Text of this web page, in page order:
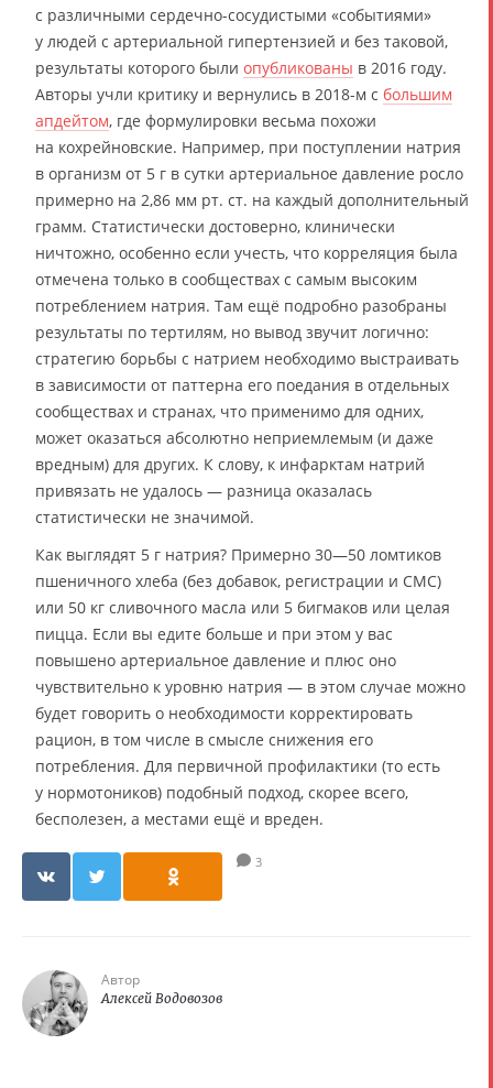
с различными сердечно-сосудистыми «событиями»
у людей с артериальной гипертензией и без таковой,
результаты которого были опубликованы в 2016 году.
Авторы учли критику и вернулись в 2018-м с большим
апдейтом, где формулировки весьма похожи
на кохрейновские. Например, при поступлении натрия
в организм от 5 г в сутки артериальное давление росло
примерно на 2,86 мм рт. ст. на каждый дополнительный
грамм. Статистически достоверно, клинически
ничтожно, особенно если учесть, что корреляция была
отмечена только в сообществах с самым высоким
потреблением натрия. Там ещё подробно разобраны
результаты по тертилям, но вывод звучит логично:
стратегию борьбы с натрием необходимо выстраивать
в зависимости от паттерна его поедания в отдельных
сообществах и странах, что применимо для одних,
может оказаться абсолютно неприемлемым (и даже
вредным) для других. К слову, к инфарктам натрий
привязать не удалось — разница оказалась
статистически не значимой.
Как выглядят 5 г натрия? Примерно 30—50 ломтиков
пшеничного хлеба (без добавок, регистрации и СМС)
или 50 кг сливочного масла или 5 бигмаков или целая
пицца. Если вы едите больше и при этом у вас
повышено артериальное давление и плюс оно
чувствительно к уровню натрия — в этом случае можно
будет говорить о необходимости корректировать
рацион, в том числе в смысле снижения его
потребления. Для первичной профилактики (то есть
у нормотоников) подобный подход, скорее всего,
бесполезен, а местами ещё и вреден.
3
Автор
Алексей Водовозов